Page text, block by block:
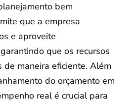
bem
que a empresa
e aproveite
que os recursos
de maneira eficiente. Além
do orçamento em
real é crucial para